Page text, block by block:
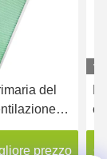
del
di
struttura di
Air Filter
prezzo